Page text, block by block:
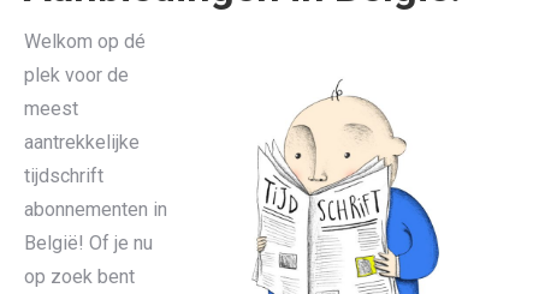
Welkom op dé
plek voor de
meest
aantrekkelijke
tijdschrift
abonnementen in
België! Of je nu
op zoek bent